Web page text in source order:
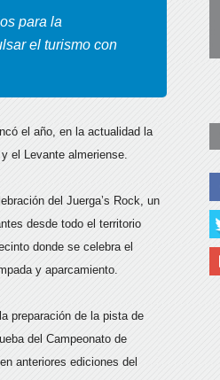
para la
el turismo con
el año, en la actualidad la
el Levante almeriense.
del Juerga’s Rock, un
desde todo el territorio
donde se celebra el
y aparcamiento.
preparación de la pista de
del Campeonato de
anteriores ediciones del